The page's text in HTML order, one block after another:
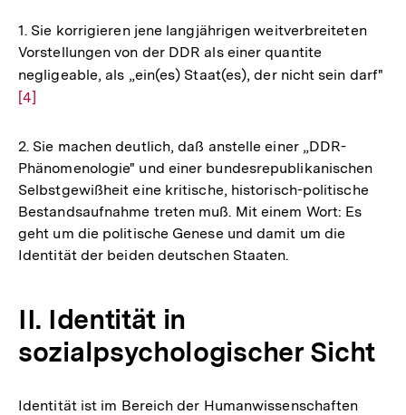
1. Sie korrigieren jene langjährigen weitverbreiteten
Vorstellungen von der DDR als einer quantite
negligeable, als „ein(es) Staat(es), der nicht sein darf"
[4]
2. Sie machen deutlich, daß anstelle einer „DDR-
Phänomenologie" und einer bundesrepublikanischen
Selbstgewißheit eine kritische, historisch-politische
Bestandsaufnahme treten muß. Mit einem Wort: Es
geht um die politische Genese und damit um die
Identität der beiden deutschen Staaten.
II. Identität in
sozialpsychologischer Sicht
Identität ist im Bereich der Humanwissenschaften